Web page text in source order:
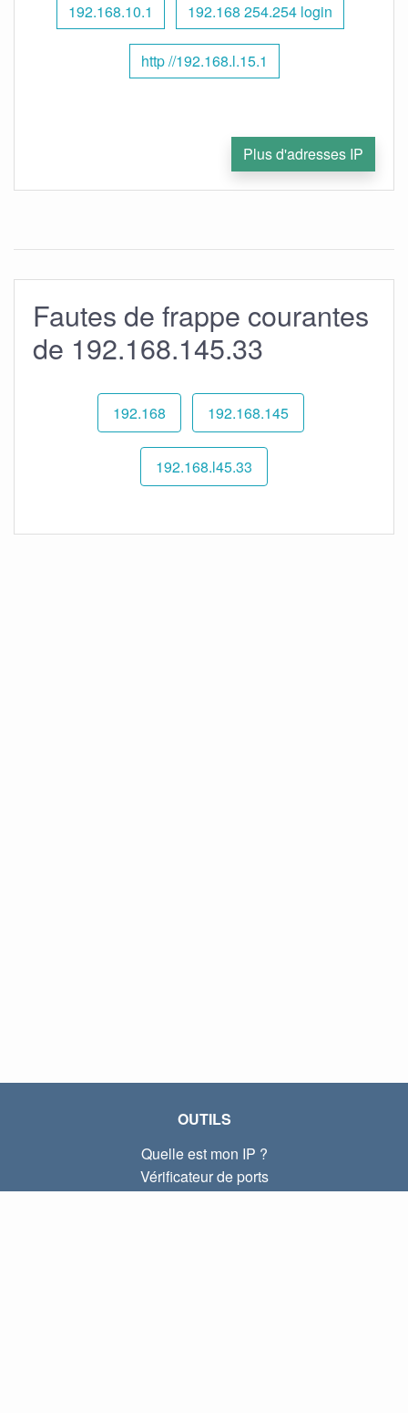
192.168.10.1 192.168 254.254 login
http //192.168.l.15.1
Plus d'adresses IP
Fautes de frappe courantes
de 192.168.145.33
192.168 192.168.145
192.168.l45.33
OUTILS
Quelle est mon IP ?
Vérificateur de ports